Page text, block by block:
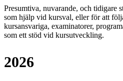
Presumtiva, nuvarande, och tidigare
som hjälp vid kursval, eller för att
kursansvariga, examinatorer,
som ett stöd vid kursutveckling.
2026